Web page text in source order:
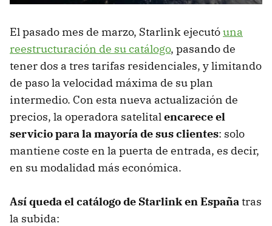
El pasado mes de marzo, Starlink ejecutóuna
reestructuración de su catálogo, pasando de
tener dos a tres tarifas residenciales, y limitando
de paso la velocidad máxima de su plan
intermedio. Con esta nueva actualización de
precios, la operadora satelitalencarece el
servicio para la mayoría de sus clientes: solo
mantiene coste en la puerta de entrada, es decir,
en su modalidad más económica.
Así queda el catálogo de Starlink en Españatras
la subida: